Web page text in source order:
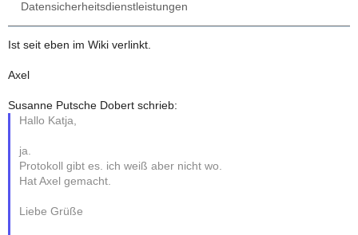
Datensicherheitsdienstleistungen
Ist seit eben im Wiki verlinkt.
Axel
Susanne Putsche Dobert schrieb:
Hallo Katja,
ja.
Protokoll gibt es. ich weiß aber nicht wo.
Hat Axel gemacht.
Liebe Grüße